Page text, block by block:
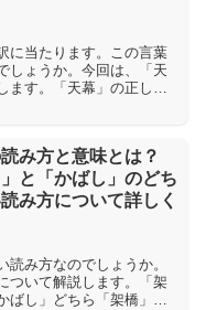
に当たります。この言葉
しょうか。今回は、「天
ます。「天幕」の正しい
読み方と意味とは？
」と「かばし」のどち
み方について詳しく
読み方なのでしょうか。
ついて解説します。「架
ばし」どちら「架橋」と